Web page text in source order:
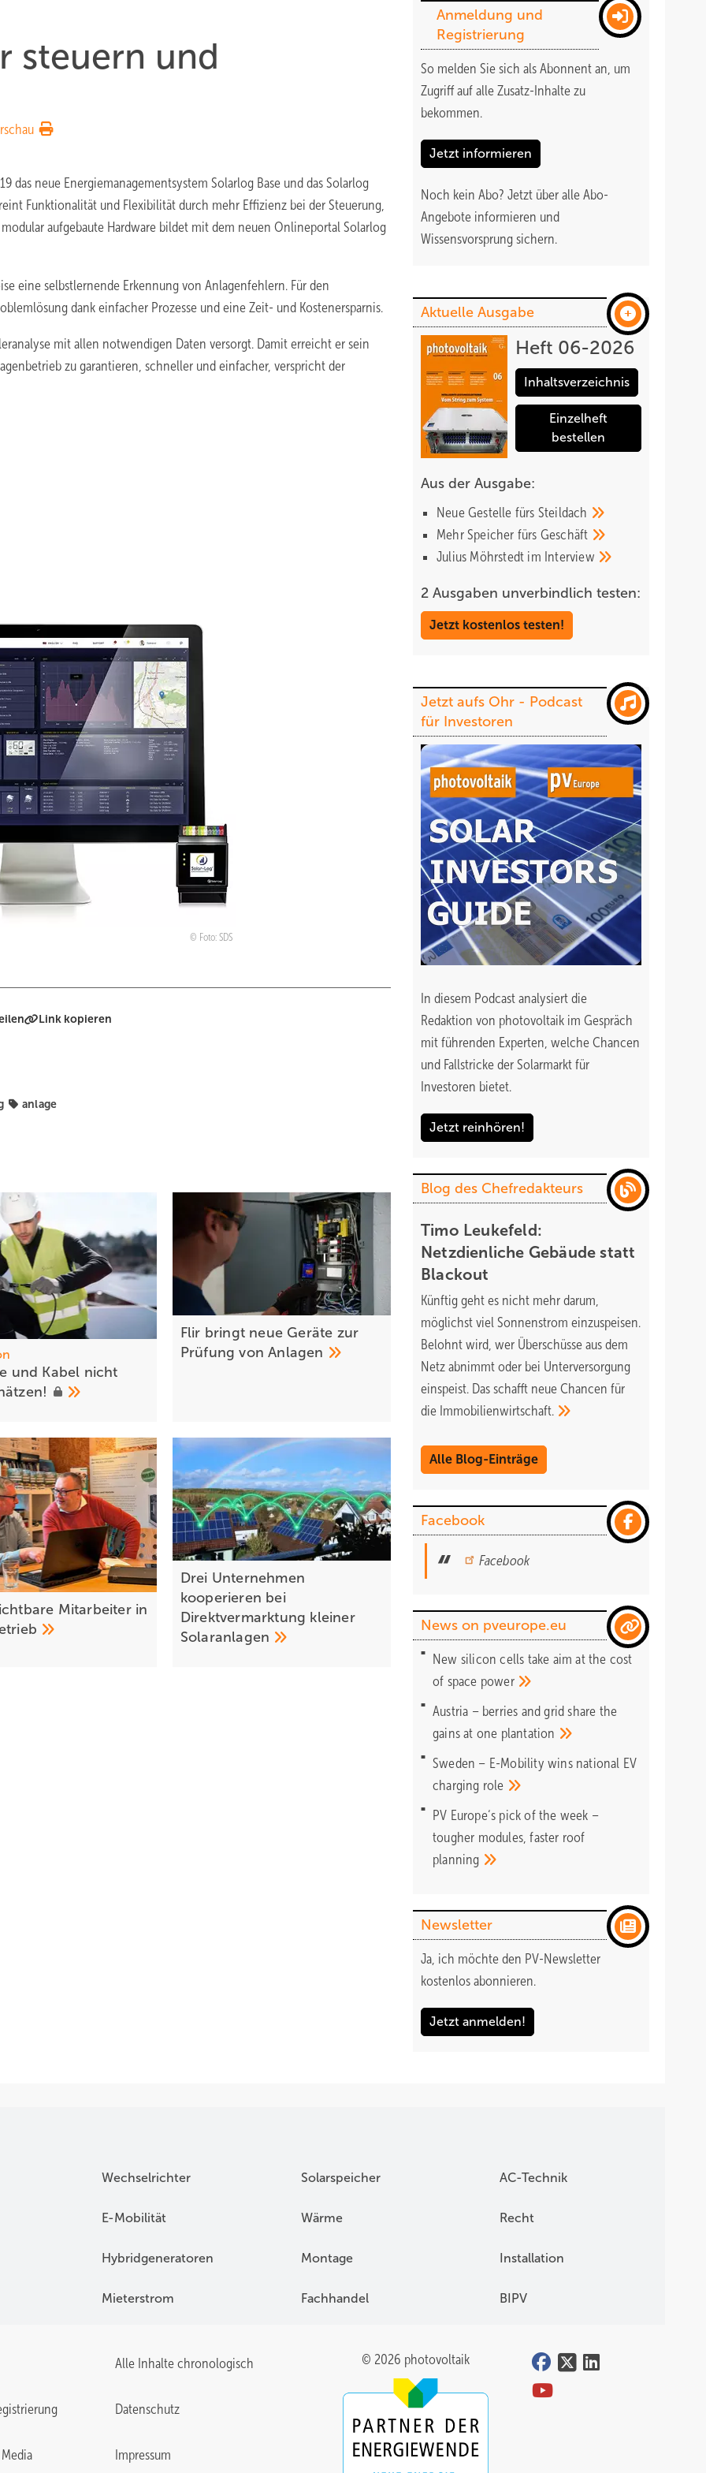
steuern und
das neue Energiemanagementsystem Solarlog Base und das Solarlog
Funktionalität und Flexibilität durch mehr Effizienz bei der Steuerung,
aufgebaute Hardware bildet mit dem neuen Onlineportal Solarlog
eine selbstlernende Erkennung von Anlagenfehlern. Für den
dank einfacher Prozesse und eine Zeit- und Kostenersparnis.
mit allen notwendigen Daten versorgt. Damit erreicht er sein
zu garantieren, schneller und einfacher, verspricht der
Foto: SDS
Link kopieren
anlage
und Kabel nicht
Flir bringt neue Geräte zur
Prüfung vonAnlagen
chtba re Mitarbeiter in
Drei Unternehmen
kooperieren bei
Direktvermarktung kleiner
Solaranlagen
Anmeldung und
Registrierung
So melden Sie sich als Abonnent an, um
Zugriff auf alle Zusatz-Inhalte zu
bekommen.
Jetzt informieren
Noch kein Abo? Jetzt über alle Abo-
Angebote informieren und
Wissensvorsprung sichern.
Aktuelle Ausgabe
Heft 06-2026
Inhaltsverzeichnis
Einzelheft
bestellen
Aus der Ausgabe:
Neue Gestelle fürs Steildach
Mehr Speicher fürs Geschäft
Julius Möhrstedt im Interview
2 Ausgaben unverbindlich testen:
Jetzt kostenlos testen!
Jetzt aufs Ohr - Podcast
für Investoren
In diesem Podcast analysiert die
Redaktion von photovoltaik im Gespräch
mit führenden Experten, welche Chancen
und Fallstricke der Solarmarkt für
Investoren bietet.
Jetzt reinhören!
Blog des Chefredakteurs
Timo Leukefeld:
Netzdienliche Gebäude statt
Blackout
Künftig geht es nicht mehr darum,
möglichst viel Sonnenstrom einzuspeisen.
Belohnt wird, wer Überschüsse aus dem
Netz abnimmt oder bei Unterversorgung
einspeist. Das schafft neue Chancen für
die Immobilienwirtschaft.
Alle Blog-Einträge
Facebook
Facebook
News on pveurope.eu
New silicon cells take aim at the cost
of space power
Austria – berries and grid share the
gains at one plantation
Sweden – E-Mobility wins national EV
charging role
PV Europe‘s pick of the week –
tougher modules, faster roof
planning
Newsletter
Ja, ich möchte den PV-Newsletter
kostenlos abonnieren.
Jetzt anmelden!
Wechselrichter Solarspeicher AC-Technik
E-Mobilität Wärme Recht
Hybridgeneratoren Montage Installation
Mieterstrom Fachhandel BIPV
Alle Inhalte chronologisch
Datenschutz
Impressum
© 2026 photovoltaik